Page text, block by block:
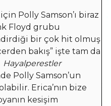
Polly Samson’ı biraz
Floyd grubu
bir çok hit olmuş
bakış” işte tam da
Hayalperestler
Polly Samson’un
Erica’nın bize
kesişim